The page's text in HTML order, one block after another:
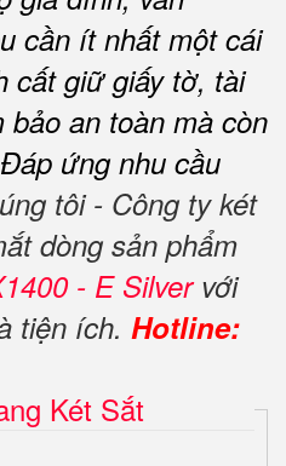
cần ít nhất một cái
cất giữ giấy tờ, tài
an toàn mà còn
Đáp ứng nhu cầu
tôi - Công ty két
dòng sản phẩm
- E Silvervới
tiện ích. Hotline:
Két Sắt